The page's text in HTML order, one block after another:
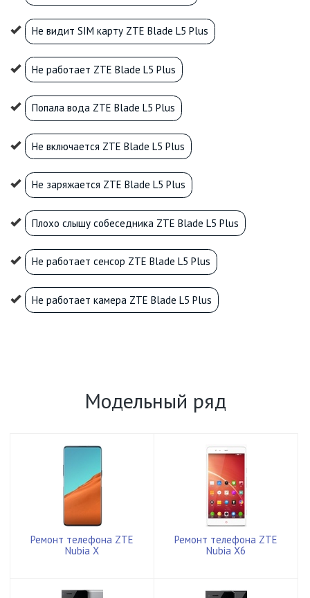
Не видит SIM карту ZTE Blade L5 Plus
Не работает ZTE Blade L5 Plus
Попала вода ZTE Blade L5 Plus
Не включается ZTE Blade L5 Plus
Не заряжается ZTE Blade L5 Plus
Плохо слышу собеседника ZTE Blade L5 Plus
Не работает сенсор ZTE Blade L5 Plus
Не работает камера ZTE Blade L5 Plus
Модельный ряд
Ремонт телефона ZTE
Nubia X
Ремонт телефона ZTE
Nubia X6